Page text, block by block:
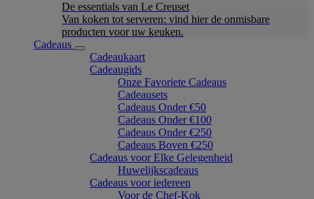
De essentials van Le Creuset
Van koken tot serveren: vind hier de onmisbare
producten voor uw keuken.
Cadeaus
Cadeaukaart
Cadeaugids
Onze Favoriete Cadeaus
Cadeausets
Cadeaus Onder €50
Cadeaus Onder €100
Cadeaus Onder €250
Cadeaus Boven €250
Cadeaus voor Elke Gelegenheid
Huwelijkscadeaus
Cadeaus voor iedereen
Voor de Chef-Kok